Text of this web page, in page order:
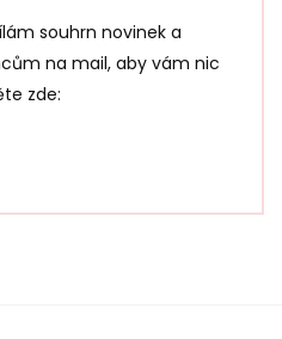
souhrn novinek a
na mail, aby vám nic
zde: